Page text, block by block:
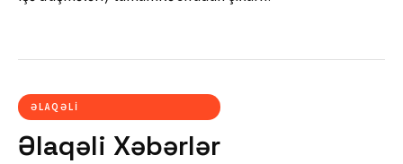
ƏLAQƏLI
Əlaqəli Xəbərlər